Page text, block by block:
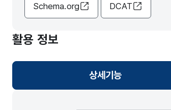
Schema.org
DCAT
활용 정보
상세기능
선택됨